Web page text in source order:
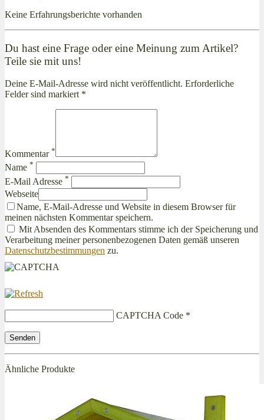
Keine Erfahrungsberichte vorhanden
Du hast eine Frage oder eine Meinung zum Artikel?
Teile sie mit uns!
Deine E-Mail-Adresse wird nicht veröffentlicht. Erforderliche
Felder sind markiert *
Kommentar *
Name *
E-Mail Adresse *
Webseite
Name, E-Mail-Adresse und Website in diesem Browser für
meinen nächsten Kommentar speichern.
Mit Absenden des Kommentars stimme ich der Speicherung und
Verarbeitung meiner personenbezogenen Daten gemäß unseren
Datenschutzbestimmungen zu.
CAPTCHA Code *
Ähnliche Produkte